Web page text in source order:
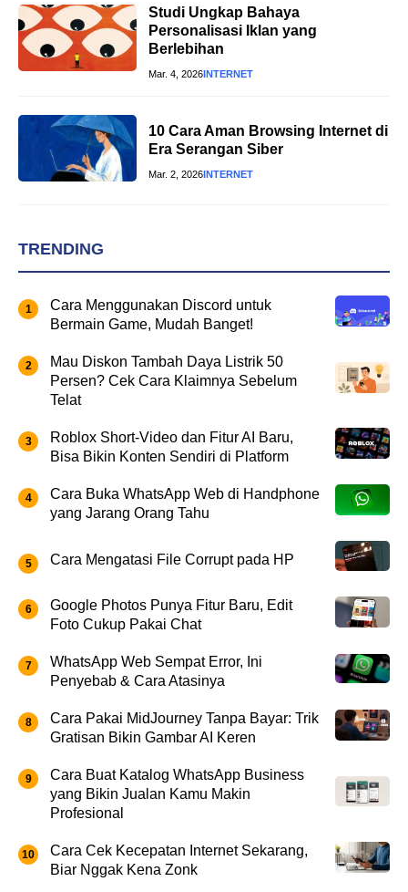
Studi Ungkap Bahaya
Personalisasi Iklan yang
Berlebihan
Mar. 4, 2026INTERNET
10 Cara Aman Browsing Internet di
Era Serangan Siber
Mar. 2, 2026INTERNET
TRENDING
Cara Menggunakan Discord untuk
Bermain Game, Mudah Banget!
Mau Diskon Tambah Daya Listrik 50
Persen? Cek Cara Klaimnya Sebelum
Telat
Roblox Short-Video dan Fitur AI Baru,
Bisa Bikin Konten Sendiri di Platform
Cara Buka WhatsApp Web di Handphone
yang Jarang Orang Tahu
Cara Mengatasi File Corrupt pada HP
Google Photos Punya Fitur Baru, Edit
Foto Cukup Pakai Chat
WhatsApp Web Sempat Error, Ini
Penyebab & Cara Atasinya
Cara Pakai MidJourney Tanpa Bayar: Trik
Gratisan Bikin Gambar AI Keren
Cara Buat Katalog WhatsApp Business
yang Bikin Jualan Kamu Makin
Profesional
Cara Cek Kecepatan Internet Sekarang,
Biar Nggak Kena Zonk